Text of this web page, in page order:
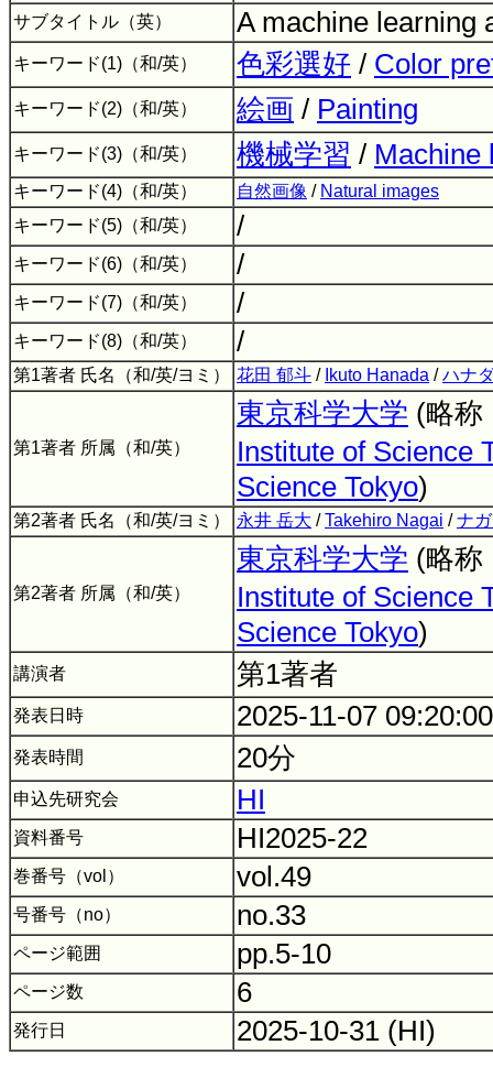
サブタイトル（英） A machine learning
キーワード(1)（和/英） 色彩選好 / Color
キーワード(2)（和/英） 絵画 / Painting
キーワード(3)（和/英） 機械学習 / Machine
キーワード(4)（和/英） 自然画像 / Natural images
キーワード(5)（和/英）
/
キーワード(6)（和/英） /
キーワード(7)（和/英） /
キーワード(8)（和/英） /
第1著者 氏名（和/英/ヨミ） 花田 郁斗 / Ikuto Hanada /ハナ
第1著者 所属（和/英）
東京科学大学 (略
Institute of Science
Science Tokyo)
第2著者 氏名（和/英/ヨミ） 永井 岳大 /Takehiro Nagai /ナ
第2著者 所属（和/英）
東京科学大学 (略
Institute of Science
Science Tokyo)
講演者 第1著者
発表日時 2025-11-07
発表時間 20分
申込先研究会 HI
資料番号 HI2025-22
巻番号（vol） vol.49
号番号（no） no.33
ページ範囲 pp.5-10
ページ数 6
発行日 2025-10-31 (HI)